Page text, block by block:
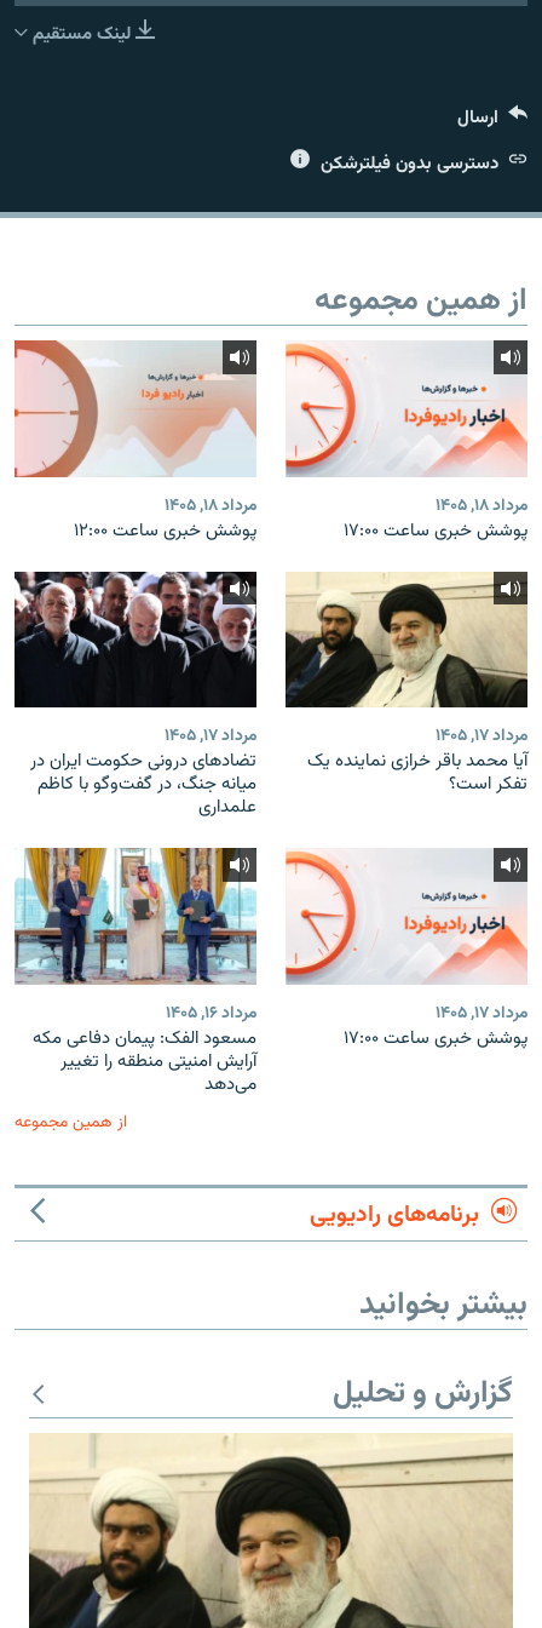
لینک مستقیم
ارسال
دسترسی بدون فیلترشکن
از همین مجموعه
مرداد ۱۸, ۱۴۰۵
پوشش خبری ساعت ۱۷:۰۰
مرداد ۱۸, ۱۴۰۵
پوشش خبری ساعت ۱۲:۰۰
مرداد ۱۷, ۱۴۰۵
آیا محمد باقر خرازی نماینده یک
تفکر است؟
مرداد ۱۷, ۱۴۰۵
تضادهای درونی حکومت ایران در
میانه جنگ، در گفت‌‌وگو با کاظم
علمداری
مرداد ۱۷, ۱۴۰۵
پوشش خبری ساعت ۱۷:۰۰
مرداد ۱۶, ۱۴۰۵
مسعود الفک: پیمان دفاعی مکه
آرایش امنیتی منطقه را تغییر
می‌دهد
از همین مجموعه
برنامه‌های رادیویی
بیشتر بخوانید
گزارش و تحلیل